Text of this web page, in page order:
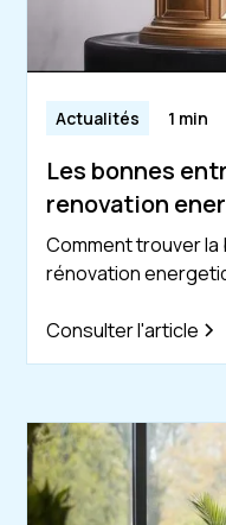
Actualités 1 min
Les bonnes
renovation
Comment trouver
rénovation
Consulter l'article